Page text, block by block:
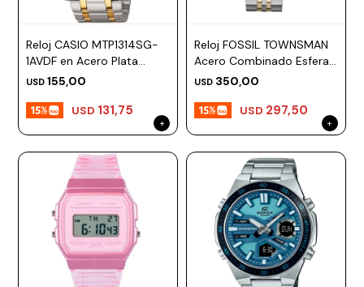
Reloj CASIO MTP1314SG-
1AVDF en Acero Plata
Esfera 45mm
USD 155,00
USD 131,75
Reloj FOSSIL TOWNSMAN
Acero Combinado Esfera
48mm
USD 350,00
USD 297,50